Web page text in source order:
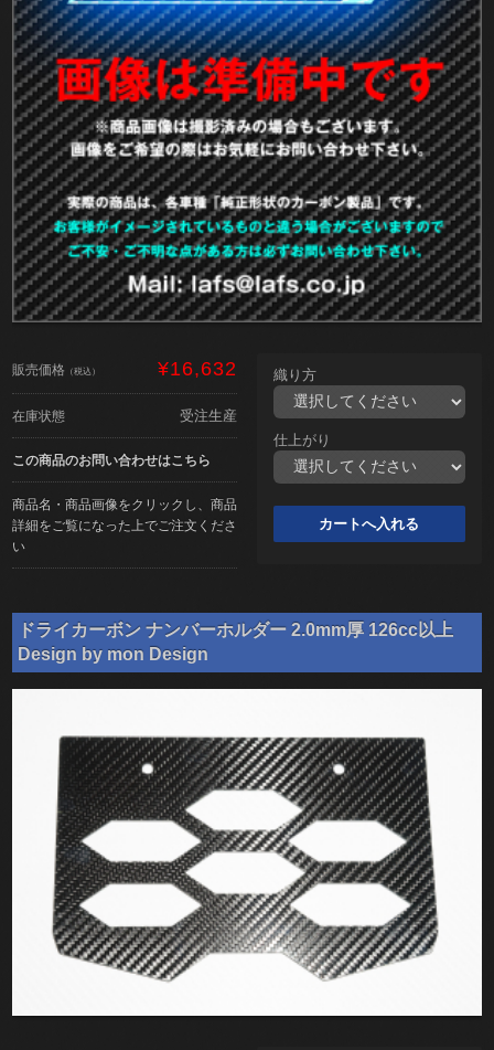
販売価格 （税込） ¥16,632
在庫状態 受注生産
この商品のお問い合わせはこちら
商品名・商品画像をクリックし、商品
詳細をご覧になった上でご注文くださ
い
織り方
仕上がり
ドライカーボン ナンバーホルダー 2.0mm厚 126cc以上
Design by mon Design